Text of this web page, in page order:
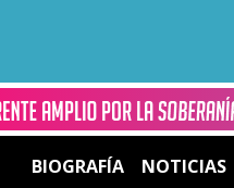
BIOGRAFÍA NOTICIAS